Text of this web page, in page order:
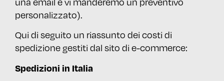
personalizzato).
Qui di seguito un riassunto dei costi di
spedizione gestiti dal sito di e-commerce:
Spedizioni in Italia